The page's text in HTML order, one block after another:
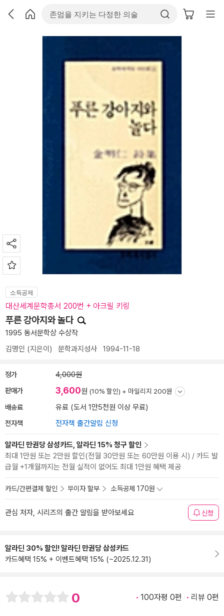
소득공제
대산세계문학총서 200번 + 아크릴 키링
푸른 강아지와 놀다
1995 동서문학상 수상작
김명인 (지은이) 문학과지성사 1994-11-18
정가 4,000원
판매가 3,600원 (10% 할인) + 마일리지 200원
배송료 유료 (도서 1만5천원 이상 무료)
전자책 전자책 출간알림 신청
알라딘 만권당 삼성카드, 알라딘 15% 청구 할인
최대 1만원 또는 2만원 할인(전월 30만원 또는 60만원 이용 시) / 카드 발
급월 +1개월까지는 전월 실적이 없어도 최대 1만원 혜택 제공
카드/간편결제 할인 무이자 할부 소득공제 170원
관심 저자, 시리즈의 출간 알림을 받아보세요 신청
알라딘 30% 할인! 알라딘 만권당 삼성카드
카드혜택 15% + 이벤트혜택 15% (~2025.12.31)
0 100자평 0편 리뷰 0편